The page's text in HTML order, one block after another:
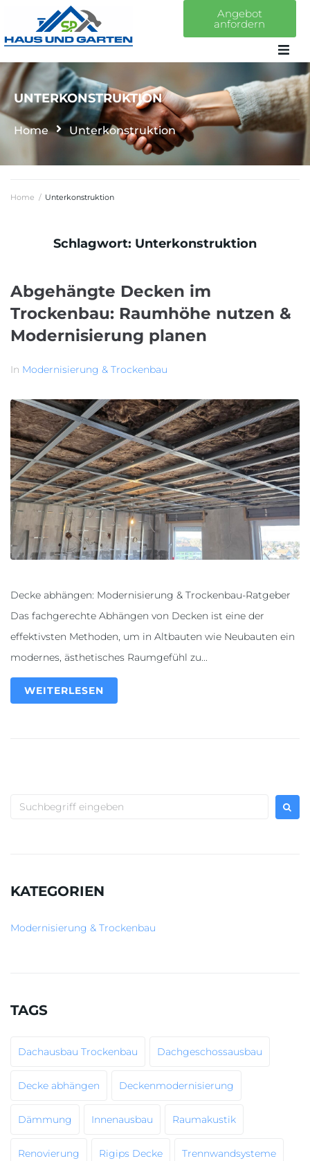
Angebot
anfordern
Über uns
Leistungen
Kontakt
UNTERKONSTRUKTION
Home Unterkonstruktion
Home / Unterkonstruktion
Schlagwort: Unterkonstruktion
Abgehängte Decken im
Trockenbau: Raumhöhe nutzen &
Modernisierung planen
In Modernisierung & Trockenbau
Decke abhängen: Modernisierung & Trockenbau-Ratgeber
Das fachgerechte Abhängen von Decken ist eine der
effektivsten Methoden, um in Altbauten wie Neubauten ein
modernes, ästhetisches Raumgefühl zu...
WEITERLESEN
KATEGORIEN
Modernisierung & Trockenbau
TAGS
Dachausbau Trockenbau Dachgeschossausbau
Decke abhängen Deckenmodernisierung
Dämmung Innenausbau Raumakustik
Renovierung Rigips Decke Trennwandsysteme